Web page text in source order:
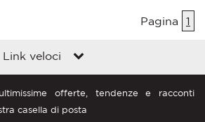
Pagina 1
Link veloci
offerte, tendenze e racconti
casella di posta